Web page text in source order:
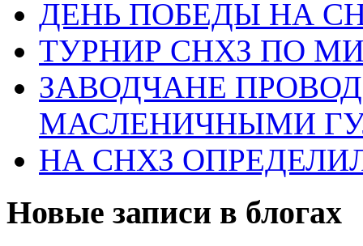
ДЕНЬ ПОБЕДЫ НА
ТУРНИР СНХЗ ПО
ЗАВОДЧАНЕ
МАСЛЕНИЧНЫМИ
НА СНХЗ
Новые записи в блогах